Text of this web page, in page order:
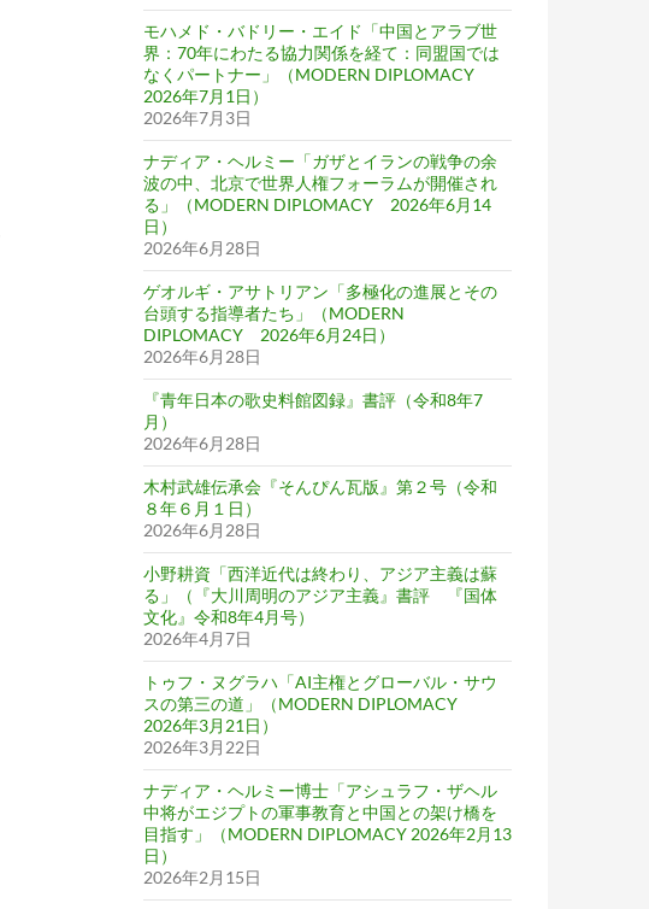
モハメド・バドリー・エイド「中国とアラブ世
界：70年にわたる協力関係を経て：同盟国では
なくパートナー」（MODERN DIPLOMACY
2026年7月1日）
2026年7月3日
ナディア・ヘルミー「ガザとイランの戦争の余
波の中、北京で世界人権フォーラムが開催され
る」（MODERN DIPLOMACY 2026年6月14
日）
2026年6月28日
ゲオルギ・アサトリアン「多極化の進展とその
台頭する指導者たち」（MODERN
DIPLOMACY 2026年6月24日）
2026年6月28日
『青年日本の歌史料館図録』書評（令和8年7
月）
2026年6月28日
木村武雄伝承会『そんぴん瓦版』第２号（令和
８年６月１日）
2026年6月28日
小野耕資「西洋近代は終わり、アジア主義は蘇
る」（『大川周明のアジア主義』書評 『国体
文化』令和8年4月号）
2026年4月7日
トゥフ・ヌグラハ「AI主権とグローバル・サウ
スの第三の道」（MODERN DIPLOMACY
2026年3月21日）
2026年3月22日
ナディア・ヘルミー博士「アシュラフ・ザヘル
中将がエジプトの軍事教育と中国との架け橋を
目指す」（MODERN DIPLOMACY 2026年2月13
日）
2026年2月15日